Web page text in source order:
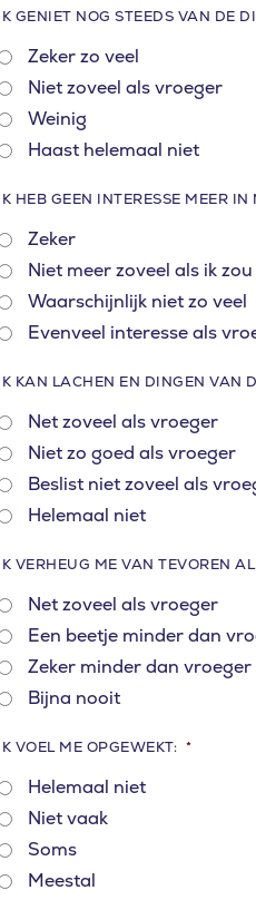
are you
GENIET NOG STEEDS VAN DE
Zeker zo veel
Niet zoveel als vroeger
Weinig
Haast helemaal niet
HEB GEEN INTERESSE MEER
Zeker
Niet meer zoveel als ik
Waarschijnlijk niet zo veel
Evenveel interesse als
KAN LACHEN EN DINGEN VAN
Net zoveel als vroeger
Niet zo goed als vroeger
Beslist niet zoveel als
Helemaal niet
VERHEUG ME VAN TEVOREN
Net zoveel als vroeger
Een beetje minder dan
Zeker minder dan vroeger
Bijna nooit
VOEL ME OPGEWEKT: *
Helemaal niet
Niet vaak
Soms
Meestal